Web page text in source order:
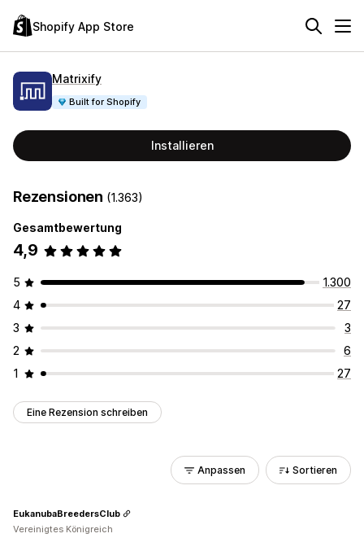
Shopify App Store
Matrixify
Built for Shopify
Installieren
Rezensionen (1.363)
Gesamtbewertung
4,9
5
1.300
4
27
3
3
2
6
1
27
Eine Rezension schreiben
Anpassen Sortieren
EukanubaBreedersClub
Vereinigtes Königreich